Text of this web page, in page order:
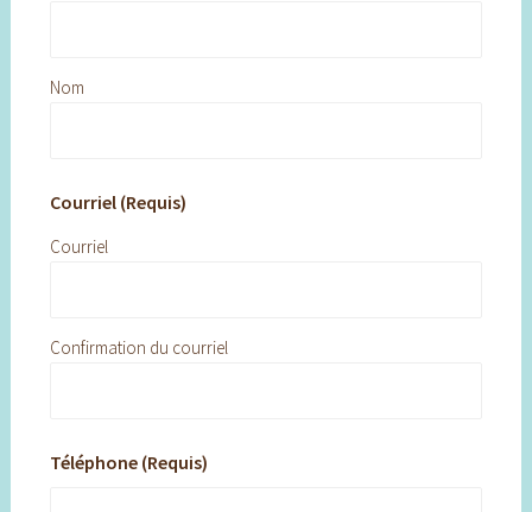
Nom
Courriel (Requis)
Courriel
Confirmation du courriel
Téléphone (Requis)